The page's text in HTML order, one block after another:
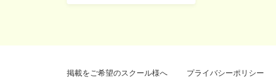
掲載をご希望のスクール様へ プライバシーポリシー